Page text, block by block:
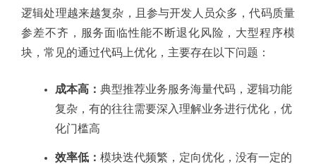
逻辑处理越来越复杂，且参与开发人员众多，代码质量
参差不齐，服务面临性能不断退化风险，大型程序模
块，常见的通过代码上优化，主要存在以下问题：
成本高： 典型推荐业务服务海量代码，逻辑功能
复杂，有的往往需要深入理解业务进行优化，优
化门槛高
效率低： 模块迭代频繁，定向优化，没有一定的